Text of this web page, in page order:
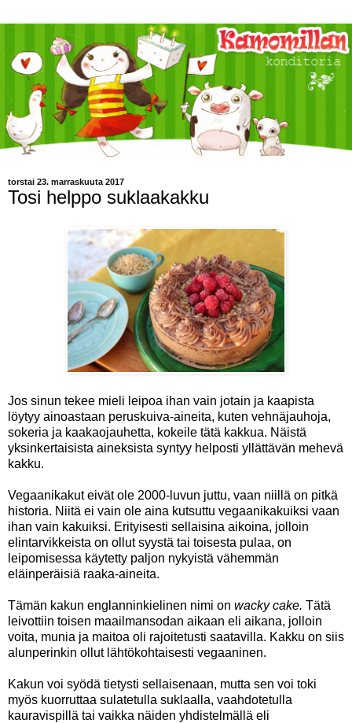
torstai 23. marraskuuta 2017
Tosi helppo suklaakakku
Jos sinun tekee mieli leipoa ihan vain jotain ja kaapista
löytyy ainoastaan peruskuiva-aineita, kuten vehnäjauhoja,
sokeria ja kaakaojauhetta, kokeile tätä kakkua. Näistä
yksinkertaisista aineksista syntyy helposti yllättävän mehevä
kakku.
Vegaanikakut eivät ole 2000-luvun juttu, vaan niillä on pitkä
historia. Niitä ei vain ole aina kutsuttu vegaanikakuiksi vaan
ihan vain kakuiksi. Erityisesti sellaisina aikoina, jolloin
elintarvikkeista on ollut syystä tai toisesta pulaa, on
leipomisessa käytetty paljon nykyistä vähemmän
eläinperäisiä raaka-aineita.
Tämän kakun englanninkielinen nimi on wacky cake. Tätä
leivottiin toisen maailmansodan aikaan eli aikana, jolloin
voita, munia ja maitoa oli rajoitetusti saatavilla. Kakku on siis
alunperinkin ollut lähtökohtaisesti vegaaninen.
Kakun voi syödä tietysti sellaisenaan, mutta sen voi toki
myös kuorruttaa sulatetulla suklaalla, vaahdotetulla
kauravispillä tai vaikka näiden yhdistelmällä eli